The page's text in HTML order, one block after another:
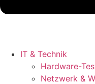
IT & Technik
Hardware-
Netzwerk &